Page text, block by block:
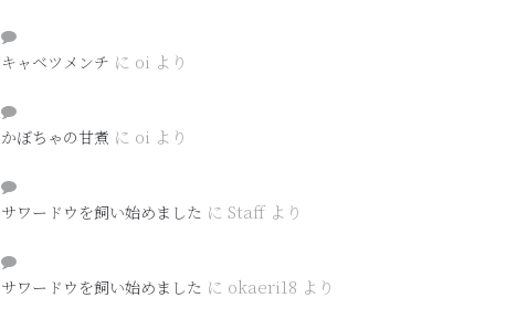
キャベツメンチ に oi より
かぼちゃの甘煮 に oi より
サワードウを飼い始めました に Staffより
サワードウを飼い始めました に okaeri18 より